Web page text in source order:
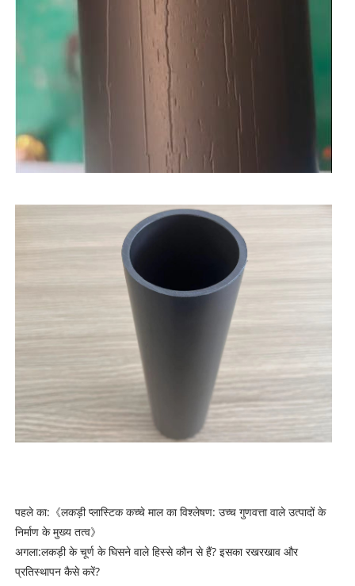
पहले का: 《लकड़ी प्लास्टिक कच्चे माल का विश्लेषण: उच्च गुणवत्ता वाले उत्पादों के
निर्माण के मुख्य तत्व》
अगला:लकड़ी के चूर्ण के घिसने वाले हिस्से कौन से हैं? इसका रखरखाव और
प्रतिस्थापन कैसे करें?